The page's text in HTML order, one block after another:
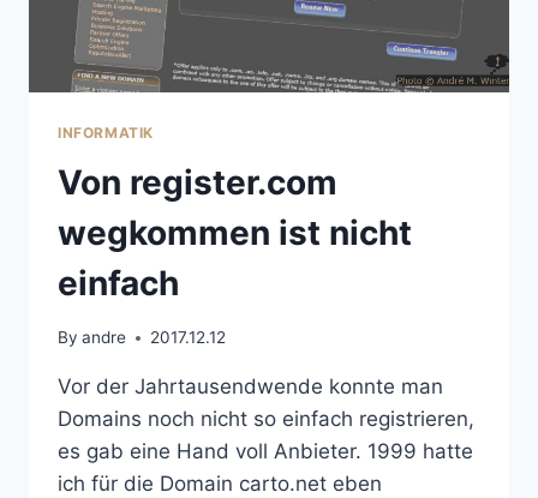
INFORMATIK
Von register.com
wegkommen ist nicht
einfach
By andre 2017.12.12
Vor der Jahrtausendwende konnte man
Domains noch nicht so einfach registrieren,
es gab eine Hand voll Anbieter. 1999 hatte
ich für die Domain carto.net eben